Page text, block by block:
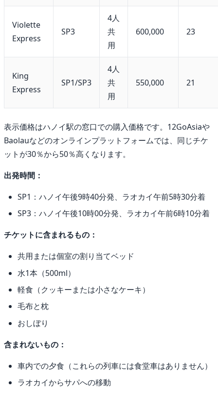
Violette
Express
SP3
4人
共
用
600,000 23
King
Express
SP1/SP3
4人
共
用
550,000 21
表示価格はハノイ駅の窓口での購入価格です。12GoAsiaや
Baolauなどのオンラインプラットフォームでは、同じチケ
ットが30％から50％高くなります。
出発時間：
SP1：ハノイ午後9時40分発、ラオカイ午前5時30分着
SP3：ハノイ午後10時00分発、ラオカイ午前6時10分着
チケットに含まれるもの：
共用または個室の割り当てベッド
水1本（500ml）
軽食（クッキーまたは小さなケーキ）
毛布と枕
おしぼり
含まれないもの：
車内での夕食（これらの列車には食堂車はありません）
ラオカイからサパへの移動